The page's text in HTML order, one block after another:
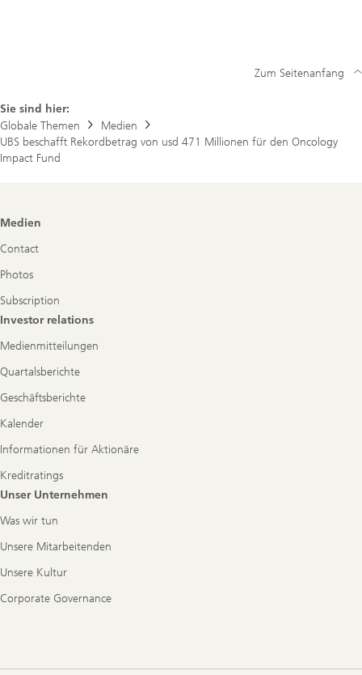
Sie sind hier:
Globale Themen
Medien
UBS beschafft Rekordbetrag von usd 471 Millionen für den Oncology
Impact Fund
Zum Seitenanfang
Footer
Medien
Contact
Photos
Subscription
Investor relations
Medienmitteilungen
Quartalsberichte
Geschäftsberichte
Kalender
Informationen für Aktionäre
Kreditratings
Unser Unternehmen
Was wir tun
Unsere Mitarbeitenden
Unsere Kultur
Corporate Governance